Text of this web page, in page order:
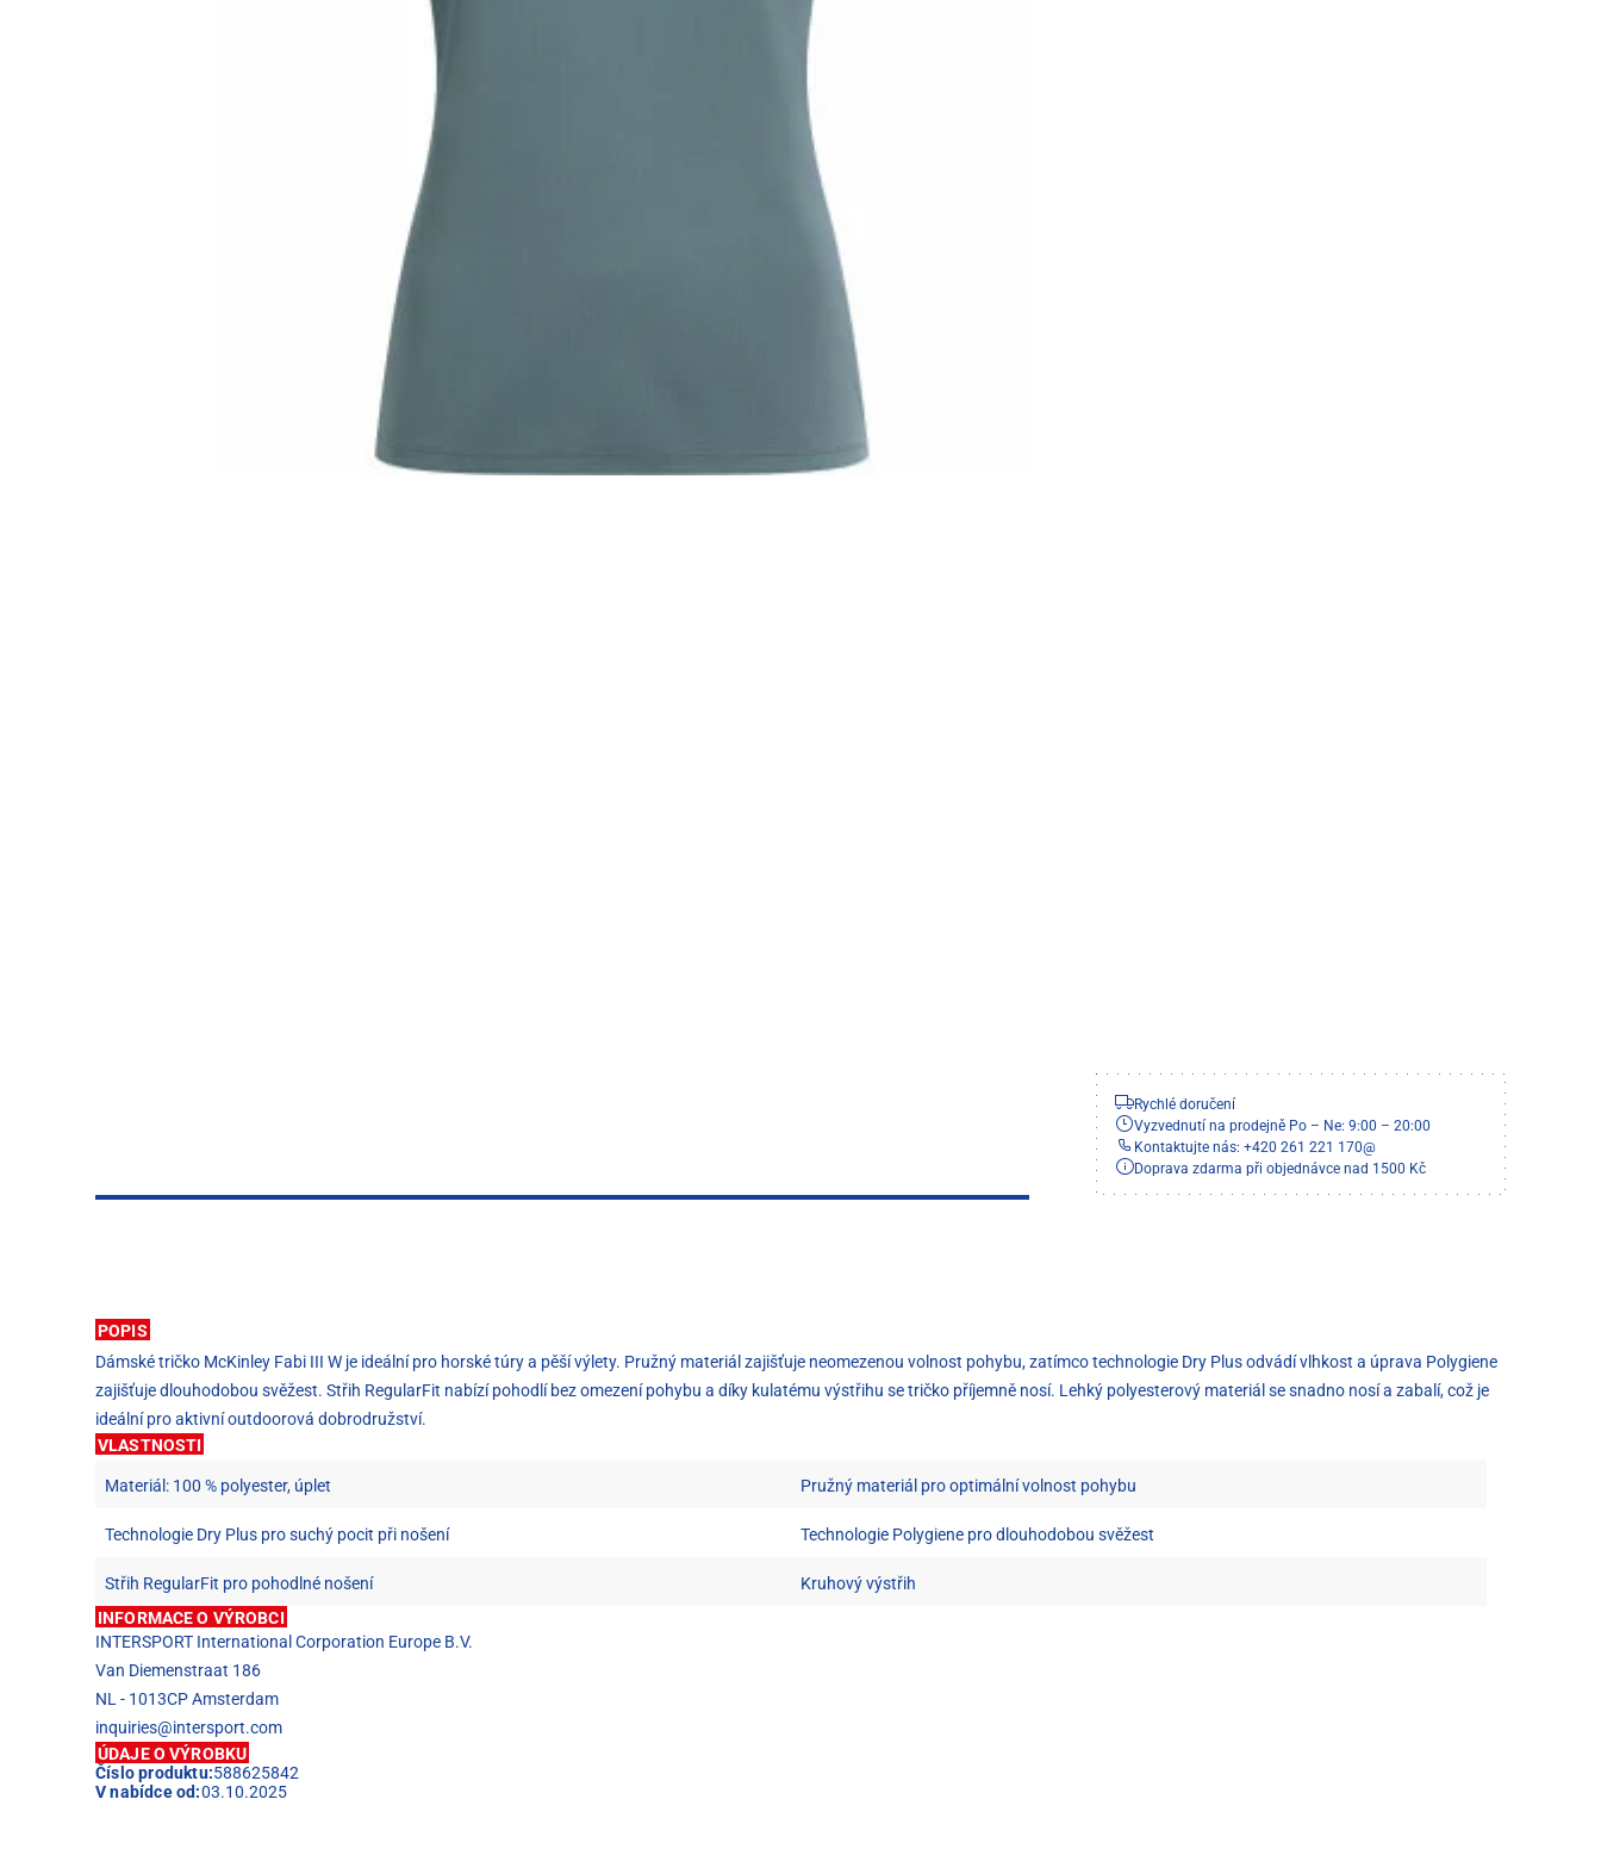
Rychlé doručení
Vyzvednutí na prodejně Po – Ne: 9:00 – 20:00
Kontaktujte nás: +420 261 221 170@
Doprava zdarma při objednávce nad 1500 Kč
POPIS
Dámské tričko McKinley Fabi III W je ideální pro horské túry a pěší výlety. Pružný materiál zajišťuje neomezenou volnost pohybu, zatímco technologie Dry Plus odvádí vlhkost a úprava Polygiene
zajišťuje dlouhodobou svěžest. Střih RegularFit nabízí pohodlí bez omezení pohybu a díky kulatému výstřihu se tričko příjemně nosí. Lehký polyesterový materiál se snadno nosí a zabalí, což je
ideální pro aktivní outdoorová dobrodružství.
VLASTNOSTI
Materiál: 100 % polyester, úplet Pružný materiál pro optimální volnost pohybu
Technologie Dry Plus pro suchý pocit při nošení Technologie Polygiene pro dlouhodobou svěžest
Střih RegularFit pro pohodlné nošení
Kruhový výstřih
INFORMACE O VÝROBCI
INTERSPORT International Corporation Europe B.V.
Van Diemenstraat 186
NL - 1013CP Amsterdam
inquiries@intersport.com
ÚDAJE O VÝROBKU
Číslo produktu:588625842
V nabídce od:03.10.2025